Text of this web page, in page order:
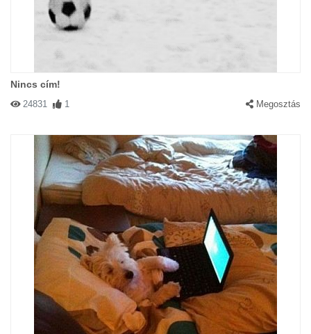
Nincs cím!
24831 1 Megosztás